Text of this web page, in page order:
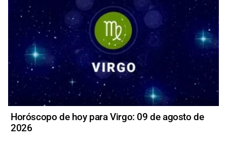
Horóscopo de hoy para Virgo: 09 de agosto de
2026